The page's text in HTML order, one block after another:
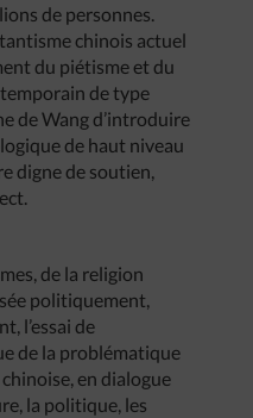
de personnes.
chinois actuel
du piétisme et du
de type
de Wang d’introduire
de haut niveau
digne de soutien,
de la religion
politiquement,
l’essai de
de la problématique
en dialogue
la politique, les